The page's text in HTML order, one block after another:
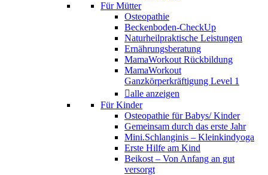
Für Mütter
Osteopathie
Beckenboden-CheckUp
Naturheilpraktische Leistungen
Ernährungsberatung
MamaWorkout Rückbildung
MamaWorkout
Ganzkörperkräftigung Level 1
alle anzeigen
Für Kinder
Osteopathie für Babys/ Kinder
Gemeinsam durch das erste Jahr
Mini.Schlanginis – Kleinkindyoga
Erste Hilfe am Kind
Beikost – Von Anfang an gut
versorgt